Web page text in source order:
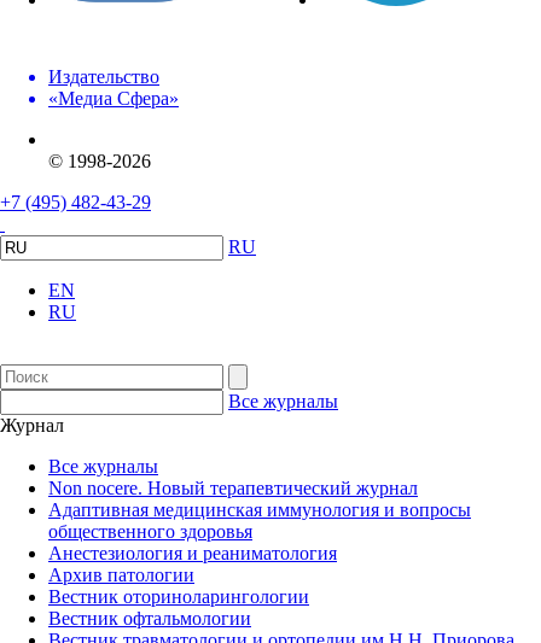
Издательство
«Медиа Сфера»
© 1998-2026
+7 (495) 482-43-29
RU
EN
RU
Все журналы
Журнал
Все журналы
Non nocere. Новый терапевтический журнал
Адаптивная медицинская иммунология и вопросы
общественного здоровья
Анестезиология и реаниматология
Архив патологии
Вестник оториноларингологии
Вестник офтальмологии